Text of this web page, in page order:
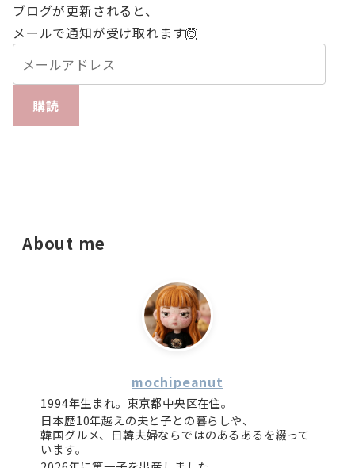
ブログが更新されると、
メールで通知が受け取れます🙆
購読
About me
mochipeanut
1994年生まれ。東京都中央区在住。
日本歴10年越えの夫と子との暮らしや、
韓国グルメ、日韓夫婦ならではのあるあるを綴って
います。